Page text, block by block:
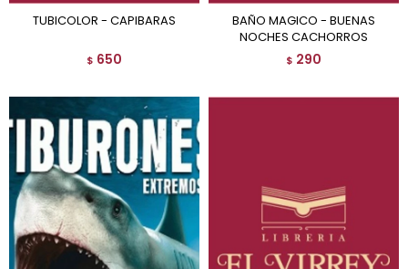
TUBICOLOR - CAPIBARAS
$ 650
BAÑO MAGICO - BUENAS
NOCHES CACHORROS
$ 290